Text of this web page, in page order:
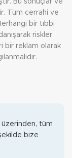
Bu sonuçlar ve
Tüm cerrahi ve
bir tıbbi
riskler
bir reklam olarak
üzerinden, tüm
bize